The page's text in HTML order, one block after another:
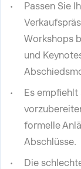
Passen Sie
Workshops
und
Es empfiehlt
formelle
Abschlüsse.
Die